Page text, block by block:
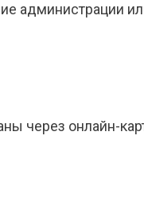
администрации
через онлайн-